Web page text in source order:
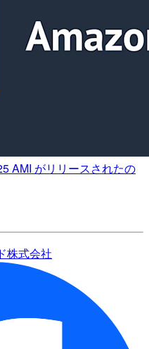
AMI がリリースされたの
株式会社